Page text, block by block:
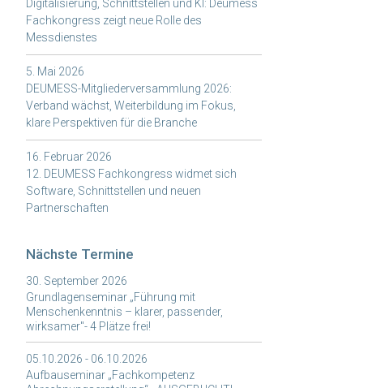
Digitalisierung, Schnittstellen und KI: Deumess
Fachkongress zeigt neue Rolle des
Messdienstes
5. Mai 2026
DEUMESS-Mitgliederversammlung 2026:
Verband wächst, Weiterbildung im Fokus,
klare Perspektiven für die Branche
16. Februar 2026
12. DEUMESS Fachkongress widmet sich
Software, Schnittstellen und neuen
Partnerschaften
Nächste Termine
30. September 2026
Grundlagenseminar „Führung mit
Menschenkenntnis – klarer, passender,
wirksamer"- 4 Plätze frei!
05.10.2026 - 06.10.2026
Aufbauseminar „Fachkompetenz